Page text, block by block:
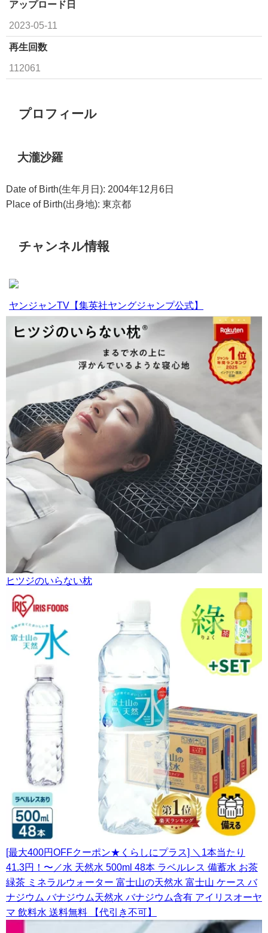
アップロード日
2023-05-11
再生回数
112061
プロフィール
大瀧沙羅
Date of Birth(生年月日): 2004年12月6日
Place of Birth(出身地): 東京都
チャンネル情報
ヤンジャンTV【集英社ヤングジャンプ公式】
ヒツジのいらない枕
[最大400円OFFクーポン★くらしにプラス] ＼1本当たり
41.3円！〜／水 天然水 500ml 48本 ラベルレス 備蓄水 お茶
緑茶 ミネラルウォーター 富士山の天然水 富士山 ケース バ
ナジウム バナジウム天然水 バナジウム含有 アイリスオーヤ
マ 飲料水 送料無料 【代引き不可】